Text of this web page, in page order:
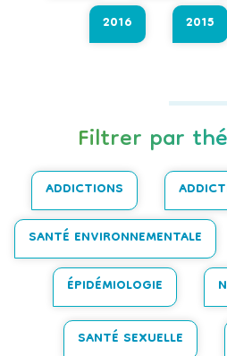
2016
2015
Filtrer par
ADDICTIONS
SANTÉ ENVIRONNEMENTALE
ÉPIDÉMIOLOGIE
SANTÉ SEXUELLE